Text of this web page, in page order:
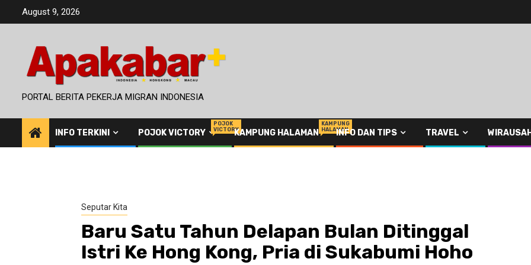
August 9, 2026
PORTAL BERITA PEKERJA MIGRAN INDONESIA
INFO TERKINI POJOK VICTORY
POJOK
VICTORYKAMPUNG HALAMAN
KAMPUNG
HALAMANINFO DAN TIPS TRAVEL
Seputar Kita
Baru Satu Tahun Delapan Bulan Ditinggal
Istri Ke Hong Kong, Pria di Sukabumi Hoho